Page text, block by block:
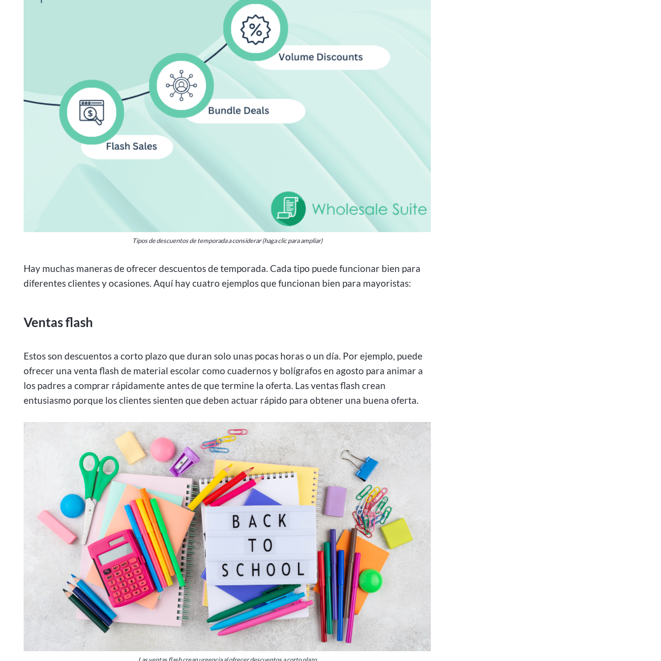
Tipos de descuentos de temporada a considerar (haga clic para ampliar)
Hay muchas maneras de ofrecer descuentos de temporada. Cada tipo puede funcionar bien para
diferentes clientes y ocasiones. Aquí hay cuatro ejemplos que funcionan bien para mayoristas:
Ventas flash
Estos son descuentos a corto plazo que duran solo unas pocas horas o un día. Por ejemplo, puede
ofrecer una venta flash de material escolar como cuadernos y bolígrafos en agosto para animar a
los padres a comprar rápidamente antes de que termine la oferta. Las ventas flash crean
entusiasmo porque los clientes sienten que deben actuar rápido para obtener una buena oferta.
Las ventas flash crean urgencia al ofrecer descuentos a corto plazo